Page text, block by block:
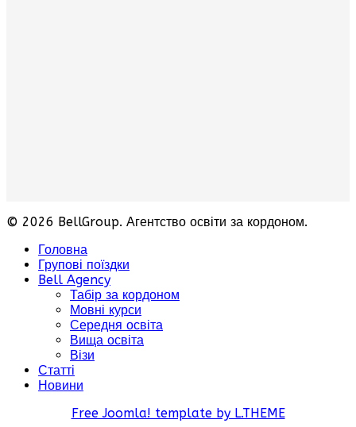
© 2026 BellGroup. Агентство освіти за кордоном.
Головна
Групові поїздки
Bell Agency
Табір за кордоном
Мовні курси
Середня освіта
Вища освіта
Візи
Статті
Новини
Free Joomla! template by L.THEME